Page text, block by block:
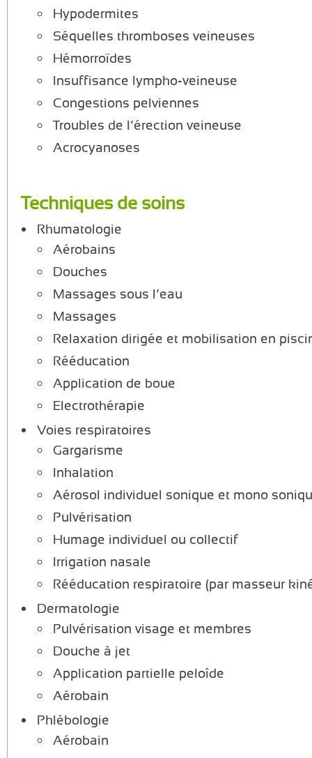
Hypodermites
Séquelles thromboses veineuses
Hémorroïdes
Insuffisance lympho-veineuse
Congestions pelviennes
Troubles de l’érection veineuse
Acrocyanoses
Techniques de soins
Rhumatologie
Aérobains
Douches
Massages sous l’eau
Massages
Relaxation dirigée et mobilisation en
Rééducation
Application de boue
Electrothérapie
Voies respiratoires
Gargarisme
Inhalation
Aérosol individuel sonique et mono
Pulvérisation
Humage individuel ou collectif
Irrigation nasale
Rééducation respiratoire (par masseur
Dermatologie
Pulvérisation visage et membres
Douche à jet
Application partielle peloîde
Aérobain
Phlébologie
Aérobain